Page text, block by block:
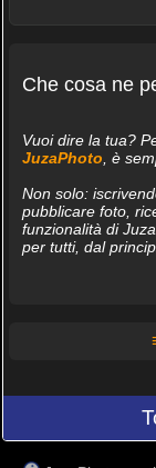
Che cosa ne
Vuoi dire la tua?
JuzaPhoto , è
Non solo:
pubblicare foto,
funzionalità di
per tutti, dal